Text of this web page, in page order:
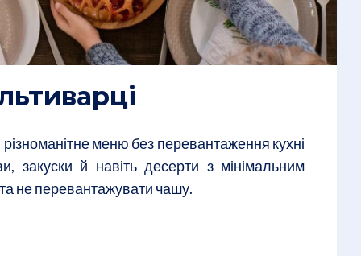
меню без перевантаження кухні
закуски й навіть десерти з мінімальним
не перевантажувати чашу.